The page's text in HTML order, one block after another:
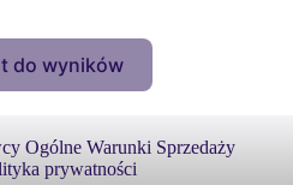
do wyników
Ogólne Warunki Sprzedaży
prywatności